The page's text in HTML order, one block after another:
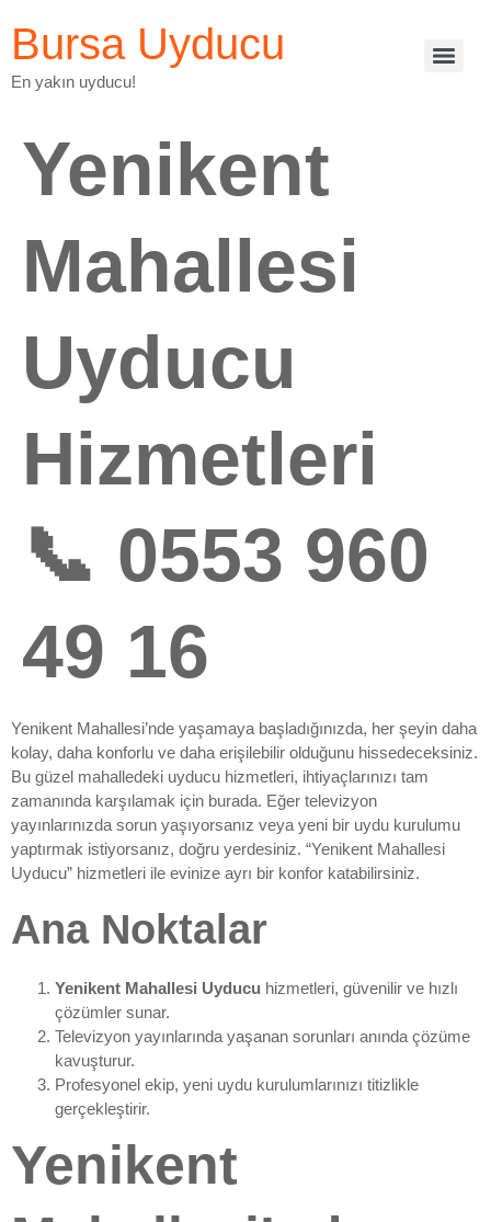
Bursa Uyducu
En yakın uyducu!
Yenikent
Mahallesi
Uyducu
Hizmetleri
📞 0553 960
49 16
Yenikent Mahallesi’nde yaşamaya başladığınızda, her şeyin daha
kolay, daha konforlu ve daha erişilebilir olduğunu hissedeceksiniz.
Bu güzel mahalledeki uyducu hizmetleri, ihtiyaçlarınızı tam
zamanında karşılamak için burada. Eğer televizyon
yayınlarınızda sorun yaşıyorsanız veya yeni bir uydu kurulumu
yaptırmak istiyorsanız, doğru yerdesiniz. “Yenikent Mahallesi
Uyducu” hizmetleri ile evinize ayrı bir konfor katabilirsiniz.
Ana Noktalar
Yenikent Mahallesi Uyducu hizmetleri, güvenilir ve hızlı
çözümler sunar.
Televizyon yayınlarında yaşanan sorunları anında çözüme
kavuşturur.
Profesyonel ekip, yeni uydu kurulumlarınızı titizlikle
gerçekleştirir.
Yenikent